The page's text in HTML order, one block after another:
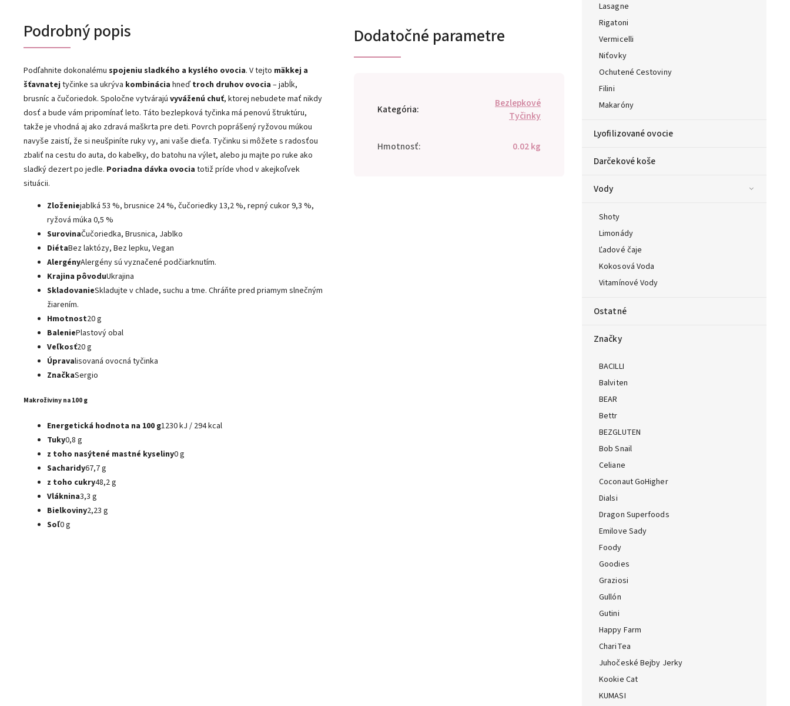
Lasagne
Rigatoni
Vermicelli
Niťovky
Ochutené Cestoviny
Filini
Makaróny
Lyofilizované ovocie
Darčekové koše
Vody
Shoty
Limonády
Ľadové čaje
Kokosová Voda
Vitamínové Vody
Ostatné
Značky
BACILLI
Balviten
BEAR
Bettr
BEZGLUTEN
Bob Snail
Celiane
Coconaut GoHigher
Dialsi
Dragon Superfoods
Emilove Sady
Foody
Goodies
Graziosi
Gullón
Gutini
Happy Farm
ChariTea
Juhočeské Bejby Jerky
Kookie Cat
KUMASI
Podrobný popis
Podľahnite dokonalému spojeniu sladkého a kyslého ovocia. V tejto mäkkej a
šťavnatej tyčinke sa ukrýva kombinácia hneď troch druhov ovocia – jabĺk,
brusníc a čučoriedok. Spoločne vytvárajú vyváženú chuť, ktorej nebudete mať nikdy
dosť a bude vám pripomínať leto. Táto bezlepková tyčinka má penovú štruktúru,
takže je vhodná aj ako zdravá maškrta pre deti. Povrch poprášený ryžovou múkou
navyše zaistí, že si neušpiníte ruky vy, ani vaše dieťa. Tyčinku si môžete s radosťou
zbaliť na cestu do auta, do kabelky, do batohu na výlet, alebo ju majte po ruke ako
sladký dezert po jedle. Poriadna dávka ovocia totiž príde vhod v akejkoľvek
situácii.
Zloženiejablká 53 %, brusnice 24 %, čučoriedky 13,2 %, repný cukor 9,3 %,
ryžová múka 0,5 %
SurovinaČučoriedka, Brusnica, Jablko
DiétaBez laktózy, Bez lepku, Vegan
AlergényAlergény sú vyznačené podčiarknutím.
Krajina pôvoduUkrajina
SkladovanieSkladujte v chlade, suchu a tme. Chráňte pred priamym slnečným
žiarením.
Hmotnost20 g
BaleniePlastový obal
Veľkosť20 g
Úpravalisovaná ovocná tyčinka
ZnačkaSergio
Makroživiny na 100 g
Energetická hodnota na 100 g1230 kJ / 294 kcal
Tuky0,8 g
z toho nasýtené mastné kyseliny0 g
Sacharidy67,7 g
z toho cukry48,2 g
Vláknina3,3 g
Bielkoviny2,23 g
Soľ0 g
Dodatočné parametre
Kategória:
Bezlepkové
Tyčinky
Hmotnosť: 0.02 kg